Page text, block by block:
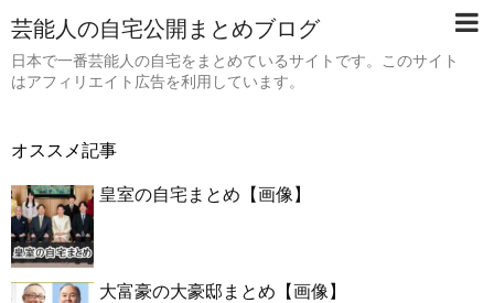
芸能人の自宅公開まとめブログ
日本で一番芸能人の自宅をまとめているサイトです。このサイト
はアフィリエイト広告を利用しています。
オススメ記事
皇室の自宅まとめ【画像】
大富豪の大豪邸まとめ【画像】